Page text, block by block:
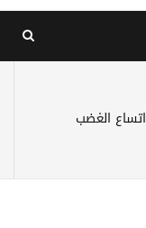
الغضب